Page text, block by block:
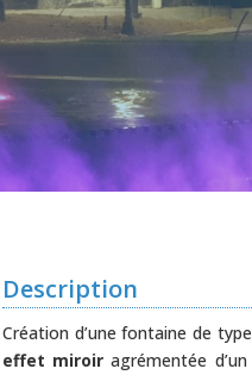
Description
Création d’une fontaine de type
effet miroir agrémentée